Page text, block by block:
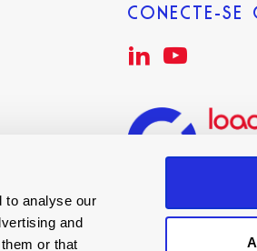
to analyse our
and
or that
CONECTE-SE